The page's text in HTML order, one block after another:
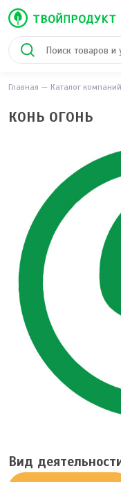
Главная Каталог компаний
КОНЬ ОГОНЬ
Вид